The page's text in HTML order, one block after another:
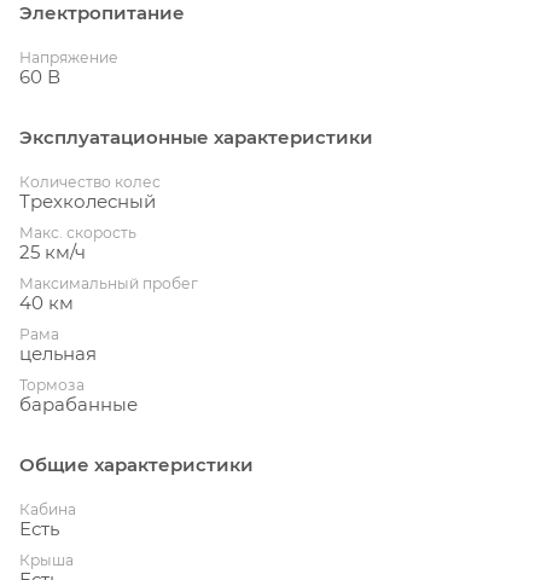
Электропитание
Напряжение
60 В
Эксплуатационные характеристики
Количество колес
Трехколесный
Макс. скорость
25 км/ч
Максимальный пробег
40 км
Рама
цельная
Тормоза
барабанные
Общие характеристики
Кабина
Есть
Крыша